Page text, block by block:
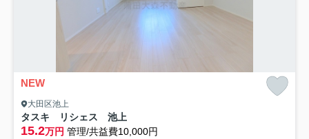
NEW
大田区池上
タスキ リシェス 池上
15.2万円 管理/共益費10,000円